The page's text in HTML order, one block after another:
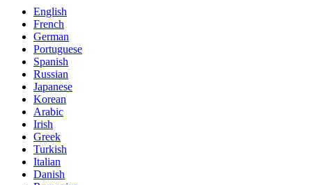
English
French
German
Portuguese
Spanish
Russian
Japanese
Korean
Arabic
Irish
Greek
Turkish
Italian
Danish